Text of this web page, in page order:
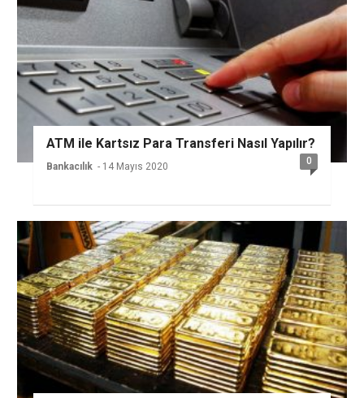
ATM ile Kartsız Para Transferi Nasıl Yapılır?
Bankacılık - 14 Mayıs 2020 0